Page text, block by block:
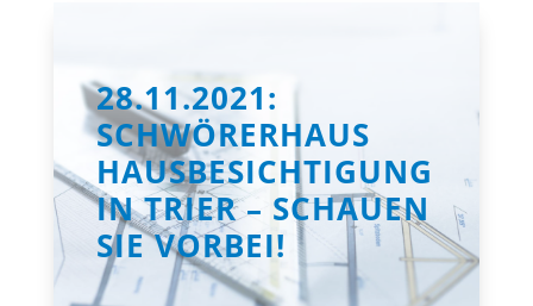
28.11.2021:
SCHWÖRERHAUS
HAUSBESICHTIGUNG
IN TRIER – SCHAUEN
SIE VORBEI!